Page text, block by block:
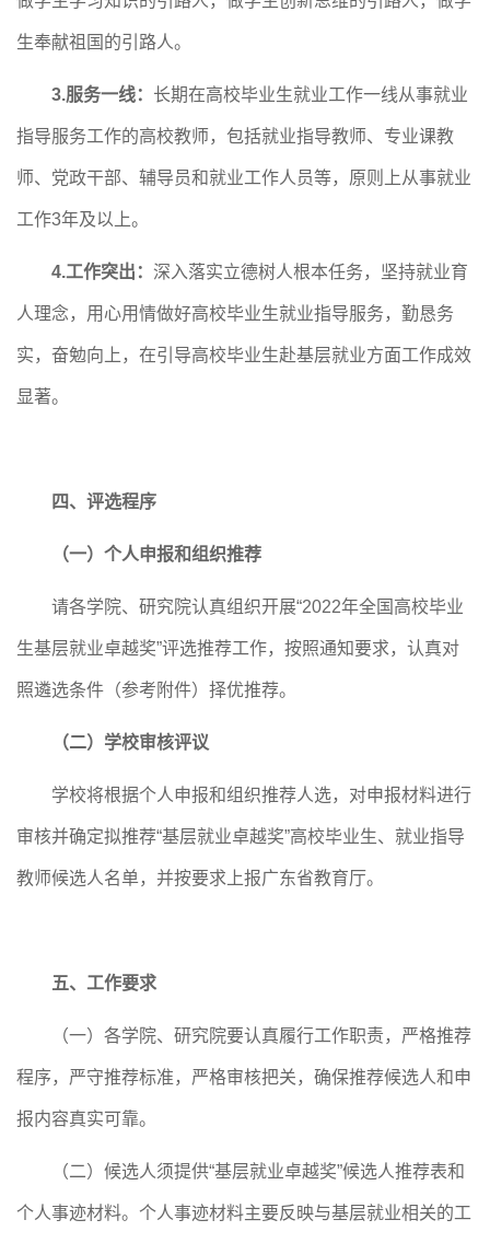
生奉献祖国的引路人。
3.服务一线： 长期在高校毕业生就业工作一线从事就业
指导服务工作的高校教师，包括就业指导教师、专业课教
师、党政干部、辅导员和就业工作人员等，原则上从事就业
工作3年及以上。
4.工作突出： 深入落实立德树人根本任务，坚持就业育
人理念，用心用情做好高校毕业生就业指导服务，勤恳务
实，奋勉向上，在引导高校毕业生赴基层就业方面工作成效
显著。
四、评选程序
（一）个人申报和组织推荐
请各学院、 研究院认真组织开展“2022年全国高校毕业
生基层就业卓越奖”评选推荐工作，按照通知要求，认真对
照遴选条件（参考附件）择优推荐。
（二）学校审核评议
学校将根据个人申报和组织推荐人选，对申报材料进行
审核并确定拟推荐“基层就业卓越奖”高校毕业生、就业指导
教师候选人名单，并按要求上报广东省教育厅。
五、工作要求
（一） 各学院、 研究院要认真履行工作职责，严格推荐
程序，严守推荐标准，严格审核把关，确保推荐候选人和申
报内容真实可靠。
（二） 候选人须提供“基层就业卓越奖”候选人推荐表和
个人事迹材料。个人事迹材料主要反映与基层就业相关的工